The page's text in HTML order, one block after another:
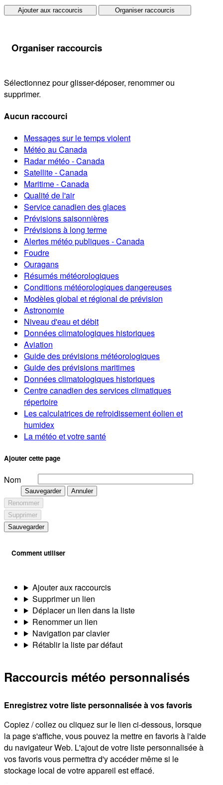
Ajouter aux raccourcis Organiser raccourcis
Organiser raccourcis
Sélectionnez pour glisser-déposer, renommer ou
supprimer.
Aucun raccourci
Messages sur le temps violent
Météo au Canada
Radar météo - Canada
Satellite - Canada
Maritime - Canada
Qualité de l'air
Service canadien des glaces
Prévisions saisonnières
Prévisions à long terme
Alertes météo publiques - Canada
Foudre
Ouragans
Résumés météorologiques
Conditions météorologiques dangereuses
Modèles global et régional de prévision
Astronomie
Niveau d'eau et débit
Données climatologiques historiques
Aviation
Guide des prévisions météorologiques
Guide des prévisions maritimes
Données climatologiques historiques
Centre canadien des services climatiques
répertoire
Les calculatrices de refroidissement éolien et
humidex
La météo et votre santé
Ajouter cette page
Nom
Sauvegarder
Annuler
Renommer
Supprimer
Sauvegarder
Comment utiliser
Ajouter aux raccourcis
Supprimer un lien
Déplacer un lien dans la liste
Renommer un lien
Navigation par clavier
Rétablir la liste par défaut
Raccourcis météo personnalisés
Enregistrez votre liste personnalisée à vos favoris
Copiez / collez ou cliquez sur le lien ci-dessous, lorsque
la page s'affiche, vous pouvez la mettre en favoris à l'aide
du navigateur Web. L'ajout de votre liste personnalisée à
vos favoris vous permettra d'y accéder même si le
stockage local de votre appareil est effacé.